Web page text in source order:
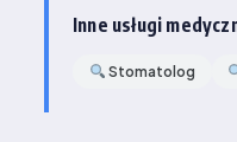
Inne usługi
Stomatolog